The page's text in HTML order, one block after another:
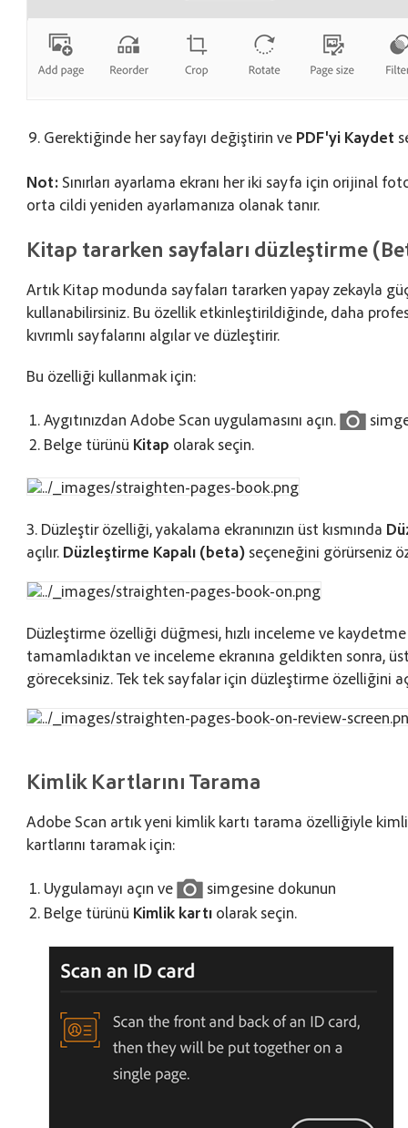
Gerektiğinde her sayfayı değiştirin ve PDF'yi Kaydet
Not: Sınırları ayarlama ekranı her iki sayfa için orijinal
orta cildi yeniden ayarlamanıza olanak tanır.
Kitap tararken sayfaları düzleştirme
Artık Kitap modunda sayfaları tararken yapay zekayla
kullanabilirsiniz. Bu özellik etkinleştirildiğinde, daha
kıvrımlı sayfalarını algılar ve düzleştirir.
Bu özelliği kullanmak için:
Aygıtınızdan Adobe Scan uygulamasını açın.
Belge türünü Kitap olarak seçin.
3. Düzleştir özelliği, yakalama ekranınızın üst kısmında
açılır. Düzleştirme Kapalı (beta) seçeneğini görürseniz
Düzleştirme özelliği düğmesi, hızlı inceleme ve kaydetme
tamamladıktan ve inceleme ekranına geldikten sonra,
göreceksiniz. Tek tek sayfalar için düzleştirme özelliğini
Kimlik Kartlarını Tarama
Adobe Scan artık yeni kimlik kartı tarama özelliğiyle
kartlarını taramak için:
Uygulamayı açın ve
simgesine dokunun
Belge türünü Kimlik kartı olarak seçin.